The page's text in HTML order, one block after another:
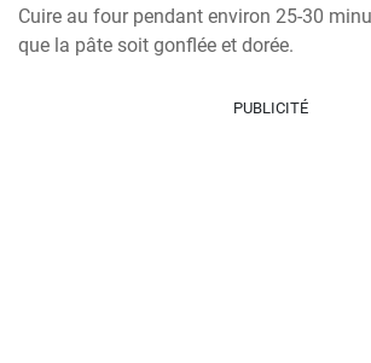
Cuire au four pendant environ 25-30
que la pâte soit gonflée et dorée.
PUBLICITÉ